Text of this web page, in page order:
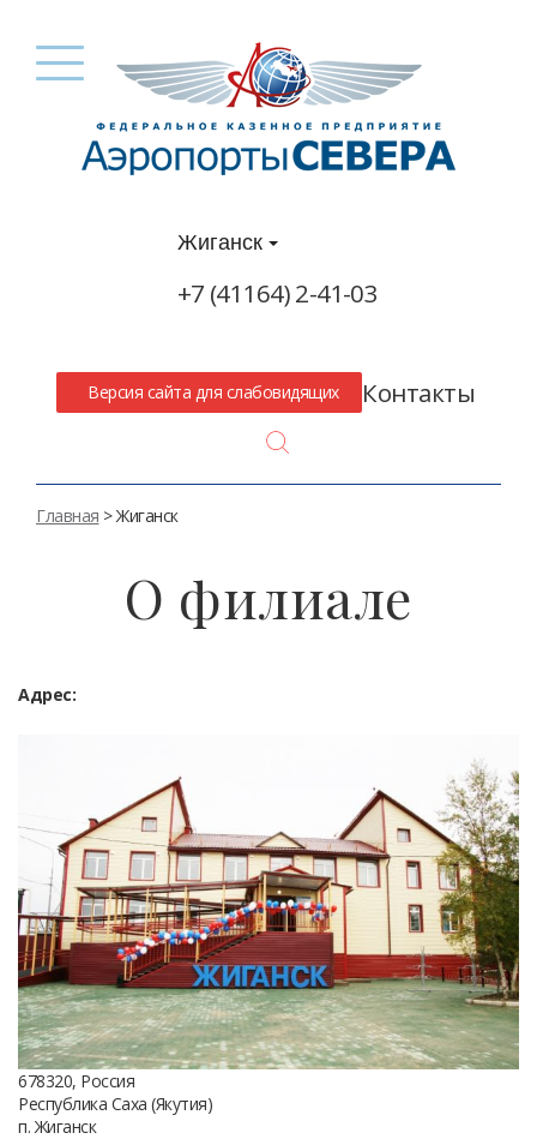
Жиганск
+7 (41164) 2-41-03
Версия сайта для слабовидящих Контакты
Главная > Жиганск
О филиале
Адрес:
678320, Россия
Республика Саха (Якутия)
п. Жиганск